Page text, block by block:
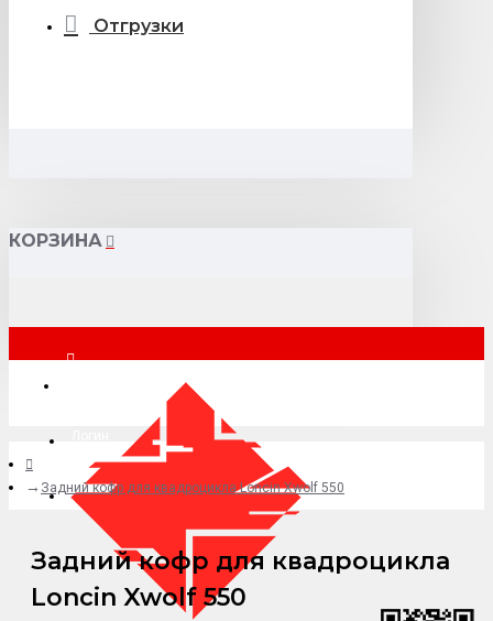
Отгрузки
КОРЗИНА
+7 (495) 015-41-41
Задний кофр для квадроцикла Loncin Xwolf 550
Задний кофр для квадроцикла
Loncin Xwolf 550